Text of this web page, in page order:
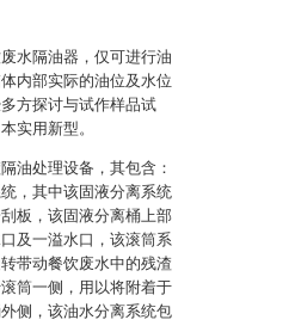
水隔油器，仅可进行油
内部实际的油位及水位
方探讨与试作样品试
实用新型。
油处理设备，其包含：
，其中该固液分离系统
板，该固液分离桶上部
及一溢水口，该滚筒系
带动餐饮废水中的残渣
筒一侧，用以将附着于
侧，该油水分离系统包